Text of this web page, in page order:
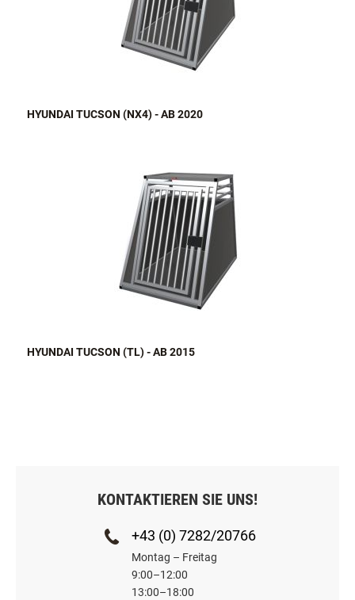
HYUNDAI TUCSON (NX4) - AB 2020
HYUNDAI TUCSON (TL) - AB 2015
KONTAKTIEREN SIE UNS!
+43 (0) 7282/20766
Montag – Freitag
9:00–12:00
13:00–18:00